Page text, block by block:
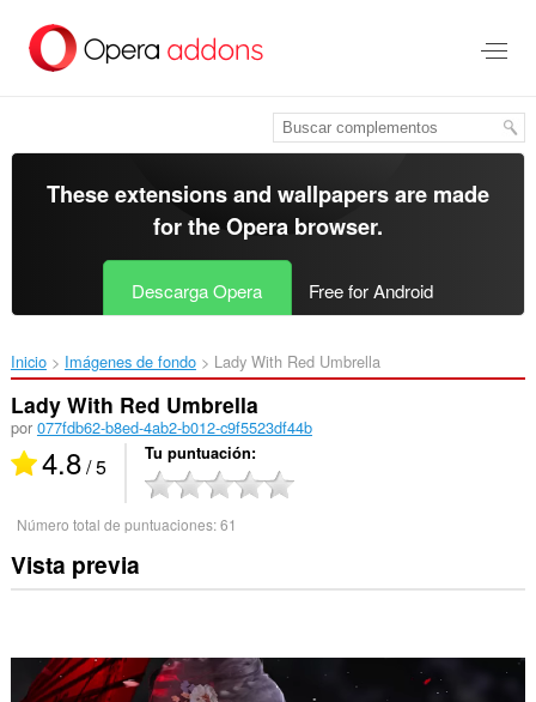
contenido
These extensions and wallpapers are made
for theOpera browser.
Descarga Opera Free for Android
Inicio Imágenes de fondo Lady With Red Umbrella‎
Lady With Red Umbrella
por 077fdb62-b8ed-4ab2-b012-c9f5523df44b
4.8/ 5 Tu puntuación
Número total de puntuaciones:61
Vista previa